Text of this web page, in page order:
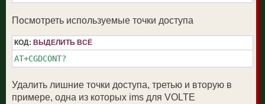
Посмотреть используемые точки доступа
КОД: ВЫДЕЛИТЬ ВСЁ
AT+CGDCONT?
Удалить лишние точки доступа, третью и вторую в
примере, одна из которых ims для VOLTE